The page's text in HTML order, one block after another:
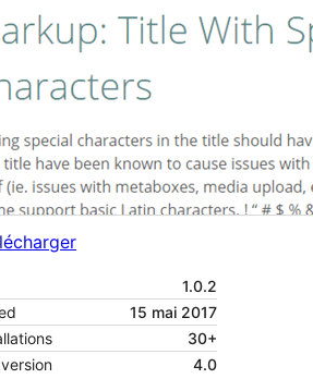
1.0.2
15 mai 2017
30+
4.0